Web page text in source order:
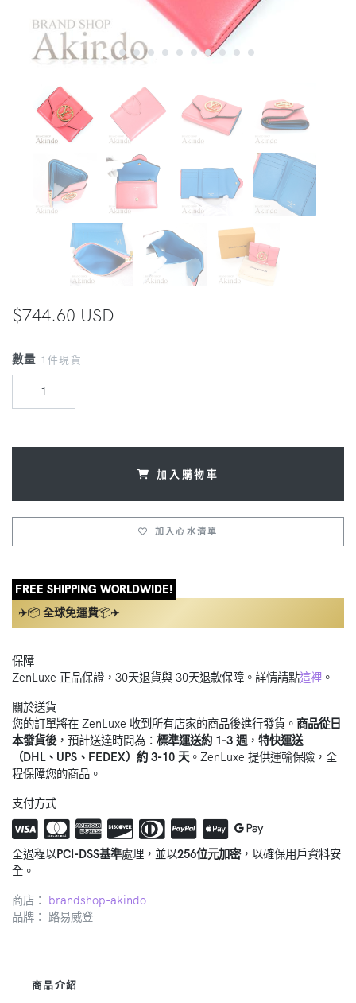
$744.60 USD
數量 1件現貨
加入購物車
加入心水清單
FREE SHIPPING WORLDWIDE!
✈️📦 全球免運費📦✈️
保障
ZenLuxe 正品保證，30天退貨與 30天退款保障。詳情請點這裡 。
關於送貨
您的訂單將在 ZenLuxe 收到所有店家的商品後進行發貨。 商品從日
本發貨後，預計送達時間為： 標準運送約 1-3 週 ， 特快運送
（DHL、UPS、FEDEX）約 3-10 天 。ZenLuxe 提供運輸保險，全
程保障您的商品。
支付方式
全過程以PCI-DSS基準處理，並以256位元加密，以確保用戶資料安
全。
商店： brandshop-akindo
品牌： 路易威登
商品介紹